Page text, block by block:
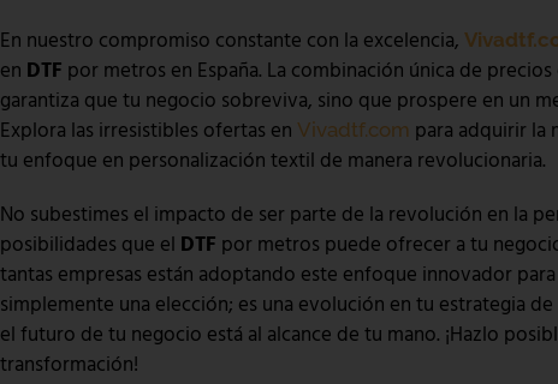
En nuestro compromiso constante con la excelencia,
en DTF por metros en España. La combinación única de
garantiza que tu negocio sobreviva, sino que prospere en un
Explora las irresistibles ofertas en Vivadtf.com para adquirir la
tu enfoque en personalización textil de manera revolucionaria.
No subestimes el impacto de ser parte de la revolución en la
posibilidades que el DTF por metros puede ofrecer a tu
tantas empresas están adoptando este enfoque innovador
simplemente una elección; es una evolución en tu estrategia
el futuro de tu negocio está al alcance de tu mano. ¡Hazlo
transformación!